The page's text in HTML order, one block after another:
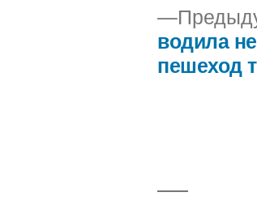
Навигация
водила
пешеход